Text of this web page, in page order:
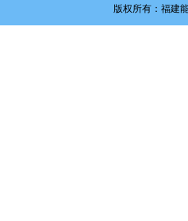
版权所有：福建